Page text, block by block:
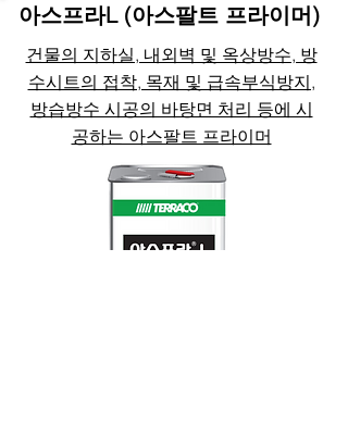
아스프라L (아스팔트 프라이머)
건물의 지하실, 내외벽 및 옥상방수, 방
수시트의 접착, 목재 및 급속부식방지,
방습방수 시공의 바탕면 처리 등에 시
공하는 아스팔트 프라이머